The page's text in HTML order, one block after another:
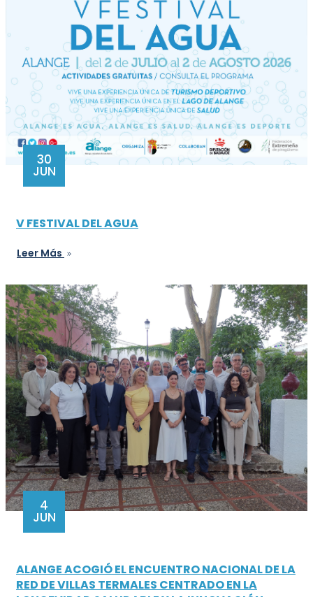
30
JUN
V FESTIVAL DEL AGUA
Leer Más
4
JUN
ALANGE ACOGIÓ EL ENCUENTRO NACIONAL DE LA
RED DE VILLAS TERMALES CENTRADO EN LA